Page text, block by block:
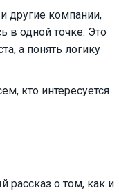
другие компании,
в одной точке. Это
а понять логику
кто интересуется
о том, как и